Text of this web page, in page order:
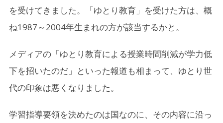
を受けてきました。「ゆとり教育」を受けた方は、概
ね1987～2004年生まれの方が該当するかと。
メディアの「ゆとり教育による授業時間削減が学力低
下を招いたのだ」といった報道も相まって、ゆとり世
代の印象は悪くなりました。
学習指導要領を決めたのは国なのに、その内容に沿っ